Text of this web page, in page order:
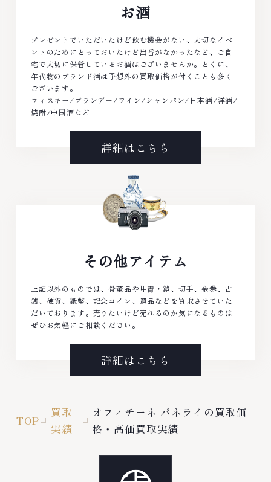
お酒
プレゼントでいただいたけど飲む機会がない、大切なイベ
ントのためにとっておいたけど出番がなかったなど、ご自
宅で大切に保管しているお酒はございませんか。とくに、
年代物のブランド酒は予想外の買取価格が付くことも多く
ございます。
ウィスキー/ブランデー/ワイン/シャンパン/日本酒/洋酒/
焼酎/中国酒など
詳細はこちら
その他アイテム
上記以外のものでは、骨董品や甲冑・鎧、切手、金券、古
銭、硬貨、紙幣、記念コイン、遺品などを買取させていた
だいております。売りたいけど売れるのか気になるものは
ぜひお気軽にご相談ください。
詳細はこちら
TOP
買取
実績
オフィチーネ パネライの買取価
格・高価買取実績